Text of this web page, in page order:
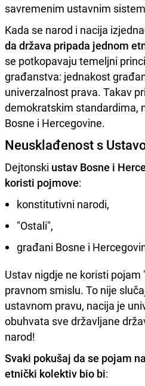
savremenim ustavnim
Kada se narod i nacija
da država pripada jednom
se potkopavaju temeljni
građanstva: jednakost
univerzalnost prava. Takav
demokratskim standardima,
Bosne i Hercegovine.
Neusklađenost s
Dejtonski ustav Bosne i
koristi pojmove:
konstitutivni narodi,
"Ostali",
građani Bosne i
Ustav nigdje ne koristi pojam
pravnom smislu. To nije
ustavnom pravu, nacija je
obuhvata sve državljane
narod!
Svaki pokušaj da se pojam
etnički kolektiv bio bi: